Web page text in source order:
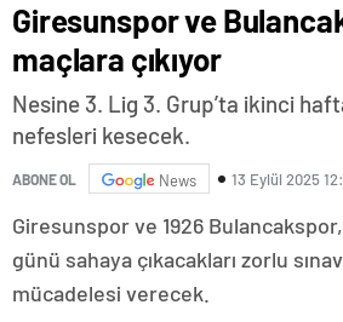
Giresunspor ve
maçlara çıkıyor
Nesine 3. Lig 3. Grup’ta ikinci
nefesleri kesecek.
ABONE OL News 13 Eylül 2025
Giresunspor ve 1926
günü sahaya çıkacakları zorlu
mücadelesi verecek.